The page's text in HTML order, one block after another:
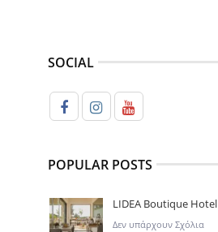
SOCIAL
POPULAR POSTS
LIDEA Boutique Hotel
Δεν υπάρχουν Σχόλια